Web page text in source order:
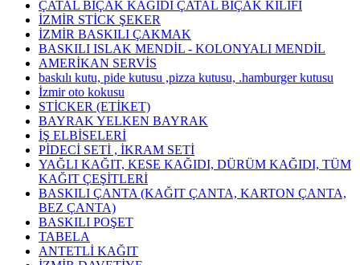
ÇATAL BIÇAK KAĞIDI ÇATAL BIÇAK KILIFI
İZMİR STİCK ŞEKER
İZMİR BASKILI ÇAKMAK
BASKILI ISLAK MENDİL - KOLONYALI MENDİL
AMERİKAN SERVİS
baskılı kutu, pide kutusu ,pizza kutusu, .hamburger kutusu
İzmir oto kokusu
STİCKER (ETİKET)
BAYRAK YELKEN BAYRAK
İŞ ELBİSELERİ
PİDECİ SETİ , İKRAM SETİ
YAĞLI KAĞIT, KESE KAĞIDI, DÜRÜM KAĞIDI, TÜM
KAĞIT ÇEŞİTLERİ
BASKILI ÇANTA (KAĞIT ÇANTA, KARTON ÇANTA,
BEZ ÇANTA)
BASKILI POŞET
TABELA
ANTETLİ KAĞIT